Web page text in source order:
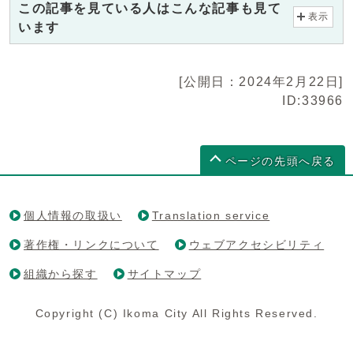
この記事を見ている人はこんな記事も見て
います
表示
[公開日：2024年2月22日]
ID:33966
ページの先頭へ戻る
個人情報の取扱い Translation service
著作権・リンクについて ウェブアクセシビリティ
組織から探す サイトマップ
Copyright (C) Ikoma City All Rights Reserved.